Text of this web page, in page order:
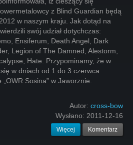
z Blind Guardian będą
w naszym kraju. Jak dotąd na
swój udział dotychczas:
Ensiferum, Death Angel, Dark
Legion of The Damned, Alestorm,
Hate. Przypominamy, że w
w dniach od 1 do 3 czerwca.
Sosina” w Jaworznie.
Autor: cross-bow
Wysłano: 2011-12-16
Więcej Komentarz